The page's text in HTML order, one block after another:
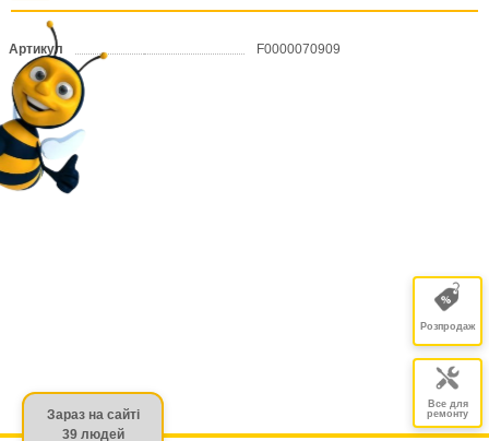
Артикул F0000070909
Розпродаж
Все для
ремонту
Зараз на сайті
39 людей